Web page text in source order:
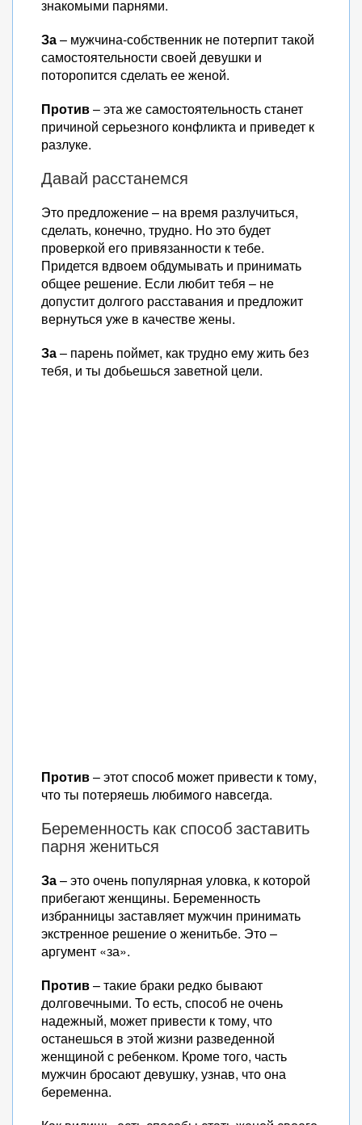
знакомыми парнями.
За– мужчина-собственник не потерпит такой
самостоятельности своей девушки и
поторопится сделать ее женой.
Против– эта же самостоятельность станет
причиной серьезного конфликта и приведет к
разлуке.
Давай расстанемся
Это предложение – на время разлучиться,
сделать, конечно, трудно. Но это будет
проверкой его привязанности к тебе.
Придется вдвоем обдумывать и принимать
общее решение. Если любит тебя – не
допустит долгого расставания и предложит
вернуться уже в качестве жены.
За– парень поймет, как трудно ему жить без
тебя, и ты добьешься заветной цели.
Против– этот способ может привести к тому,
что ты потеряешь любимого навсегда.
Беременность как способ заставить
парня жениться
За– это очень популярная уловка, к которой
прибегают женщины. Беременность
избранницы заставляет мужчин принимать
экстренное решение о женитьбе. Это –
аргумент «за».
Против– такие браки редко бывают
долговечными. То есть, способ не очень
надежный, может привести к тому, что
останешься в этой жизни разведенной
женщиной с ребенком. Кроме того, часть
мужчин бросают девушку, узнав, что она
беременна.